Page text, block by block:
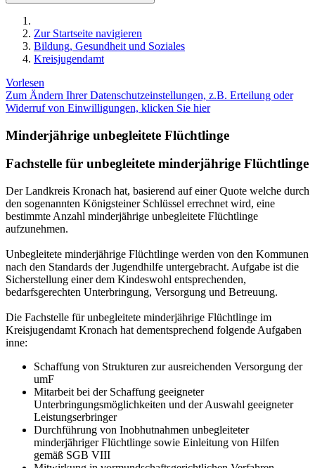
Zur Startseite navigieren
Bildung, Gesundheit und Soziales
Kreisjugendamt
Vorlesen
Zum Ändern Ihrer Datenschutzeinstellungen, z.B. Erteilung oder
Widerruf von Einwilligungen, klicken Sie hier
Minderjährige unbegleitete Flüchtlinge
Fachstelle für unbegleitete minderjährige Flüchtlinge
Der Landkreis Kronach hat, basierend auf einer Quote welche durch
den sogenannten Königsteiner Schlüssel errechnet wird, eine
bestimmte Anzahl minderjährige unbegleitete Flüchtlinge
aufzunehmen.
Unbegleitete minderjährige Flüchtlinge werden von den Kommunen
nach den Standards der Jugendhilfe untergebracht. Aufgabe ist die
Sicherstellung einer dem Kindeswohl entsprechenden,
bedarfsgerechten Unterbringung, Versorgung und Betreuung.
Die Fachstelle für unbegleitete minderjährige Flüchtlinge im
Kreisjugendamt Kronach hat dementsprechend folgende Aufgaben
inne:
Schaffung von Strukturen zur ausreichenden Versorgung der
umF
Mitarbeit bei der Schaffung geeigneter
Unterbringungsmöglichkeiten und der Auswahl geeigneter
Leistungserbringer
Durchführung von Inobhutnahmen unbegleiteter
minderjähriger Flüchtlinge sowie Einleitung von Hilfen
gemäß SGB VIII